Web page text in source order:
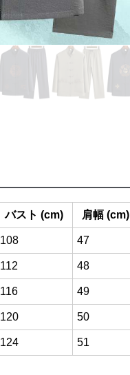
バスト (cm) 肩幅 (cm)
108 47
112 48
116 49
120 50
124 51